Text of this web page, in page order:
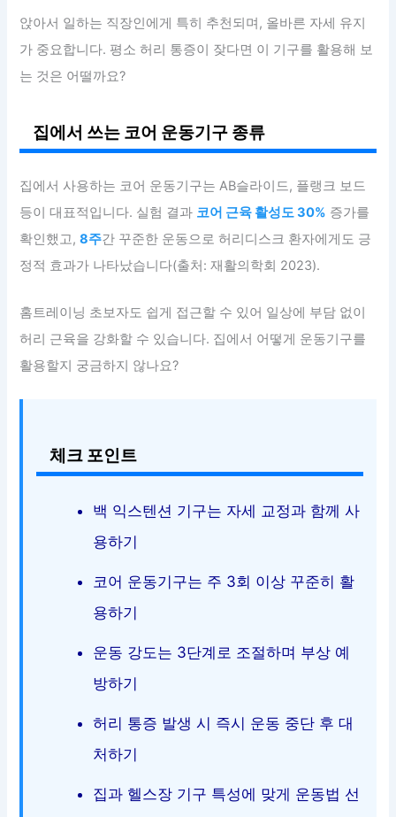
앉아서 일하는 직장인에게 특히 추천되며, 올바른 자세 유지
가 중요합니다. 평소 허리 통증이 잦다면 이 기구를 활용해 보
는 것은 어떨까요?
집에서 쓰는 코어 운동기구 종류
집에서 사용하는 코어 운동기구는 AB슬라이드, 플랭크 보드
등이 대표적입니다. 실험 결과 코어 근육 활성도 30% 증가를
확인했고,8주간 꾸준한 운동으로 허리디스크 환자에게도 긍
정적 효과가 나타났습니다(출처: 재활의학회 2023).
홈트레이닝 초보자도 쉽게 접근할 수 있어 일상에 부담 없이
허리 근육을 강화할 수 있습니다. 집에서 어떻게 운동기구를
활용할지 궁금하지 않나요?
체크 포인트
백 익스텐션 기구는 자세 교정과 함께 사
용하기
코어 운동기구는 주 3회 이상 꾸준히 활
용하기
운동 강도는 3단계로 조절하며 부상 예
방하기
허리 통증 발생 시 즉시 운동 중단 후 대
처하기
집과 헬스장 기구 특성에 맞게 운동법 선